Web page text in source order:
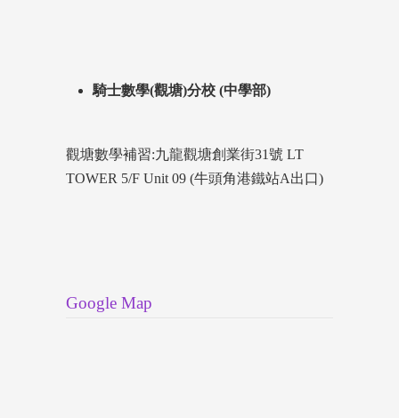
騎士數學(觀塘)分校 (中學部)
觀塘數學補習:九龍觀塘創業街31號 LT
TOWER 5/F Unit 09 (牛頭角港鐵站A出口)
Google Map